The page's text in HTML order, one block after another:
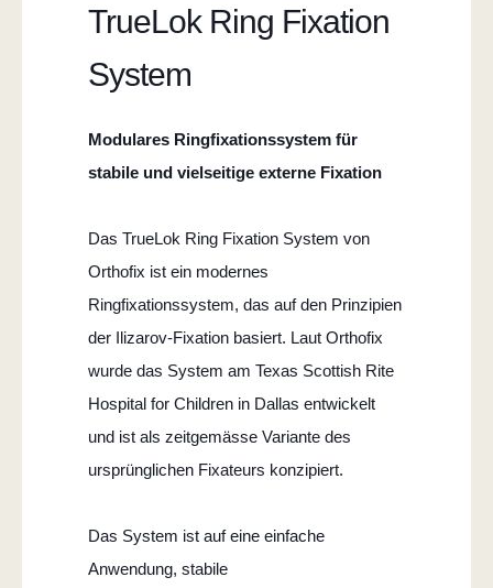
TrueLok Ring Fixation
System
Modulares Ringfixationssystem für
stabile und vielseitige externe Fixation
Das TrueLok Ring Fixation System von
Orthofix ist ein modernes
Ringfixationssystem, das auf den Prinzipien
der Ilizarov-Fixation basiert. Laut Orthofix
wurde das System am Texas Scottish Rite
Hospital for Children in Dallas entwickelt
und ist als zeitgemässe Variante des
ursprünglichen Fixateurs konzipiert.
Das System ist auf eine einfache
Anwendung, stabile